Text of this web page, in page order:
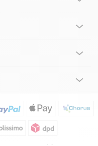
notre actualité et